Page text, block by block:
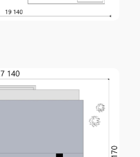
25 °
6.75 м